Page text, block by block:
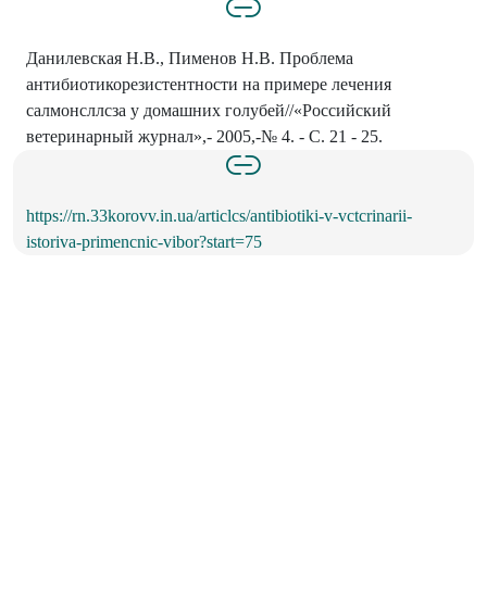
Данилевская Н.В., Пименов Н.В. Проблема
антибиотикорезистентности на примере лечения
салмонсллсза у домашних голубей//«Российский
ветеринарный журнал»,- 2005,-№ 4. - С. 21 - 25.
https://rn.33korovv.in.ua/articlcs/antibiotiki-v-vctcrinarii-
istoriva-primencnic-vibor?start=75